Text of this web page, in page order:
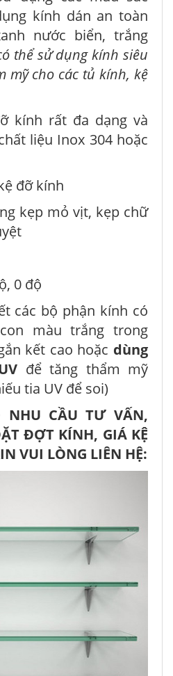
kính dán an toàn
nước biển, trắng
thể sử dụng kính siêu
mỹ cho các tủ kính, kệ
kính rất đa dạng và
liệu Inox 304 hoặc
đỡ kính
kẹp mỏ vịt, kẹp chữ
0 độ
các bộ phận kính có
màu trắng trong
kết cao hoặc dùng
để tăng thẩm mỹ
tia UV để soi)
NHU CẦU TƯ VẤN,
ĐỢT KÍNH, GIÁ KỆ
VUI LÒNG LIÊN HỆ: